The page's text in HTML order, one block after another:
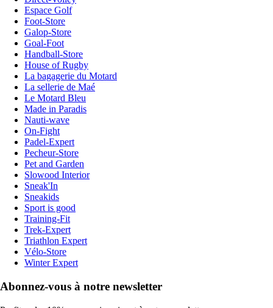
Espace Golf
Foot-Store
Galop-Store
Goal-Foot
Handball-Store
House of Rugby
La bagagerie du Motard
La sellerie de Maé
Le Motard Bleu
Made in Paradis
Nauti-wave
On-Fight
Padel-Expert
Pecheur-Store
Pet and Garden
Slowood Interior
Sneak'In
Sneakids
Sport is good
Training-Fit
Trek-Expert
Triathlon Expert
Vélo-Store
Winter Expert
Abonnez-vous à notre newsletter